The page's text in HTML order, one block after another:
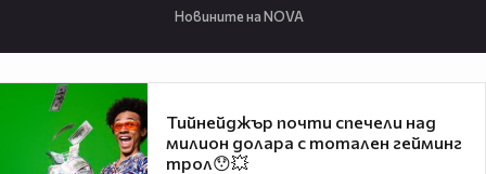
Новините на NOVA
Тийнейджър почти спечели над
милион долара с тотален гейминг
трол😯💥